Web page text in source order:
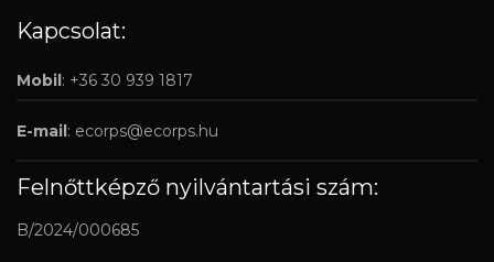
Kapcsolat:
Mobil: +36 30 939 1817
E-mail: ecorps@ecorps.hu
Felnőttképző nyilvántartási szám:
B/2024/000685